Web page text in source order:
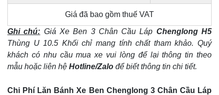
Giá đã bao gồm thuế VAT
Ghi chú: Giá Xe Ben 3 Chân Cầu Láp Chenglong H5
Thùng U 10.5 Khối chỉ mang tính chất tham khảo. Quý
khách có nhu cầu mua xe vui lòng để lại thông tin theo
mẫu hoặc liên hệ Hotline/Zalo để biết thông tin chi tiết.
Chi Phí Lăn Bánh Xe Ben Chenglong 3 Chân Cầu Láp